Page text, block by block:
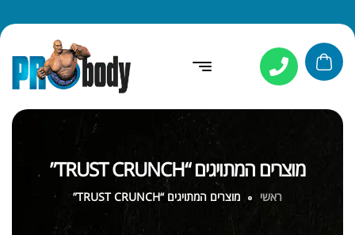
מוצרים המתויגים “TRUST CRUNCH”
ראשי מוצרים המתויגים “TRUST CRUNCH”